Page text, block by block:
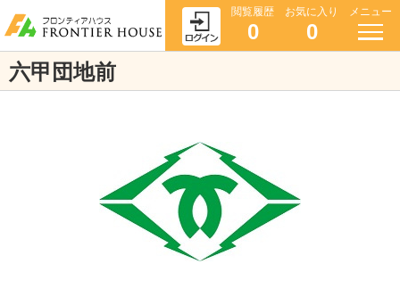
閲覧履歴
0
お気に入り
0
メニュー
六甲団地前